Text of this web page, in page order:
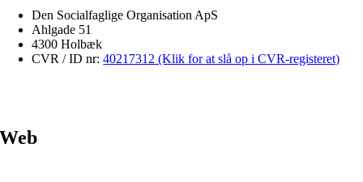
Den Socialfaglige Organisation ApS
Ahlgade 51
4300 Holbæk
CVR / ID nr:40217312 (Klik for at slå op i CVR-registeret)
Web